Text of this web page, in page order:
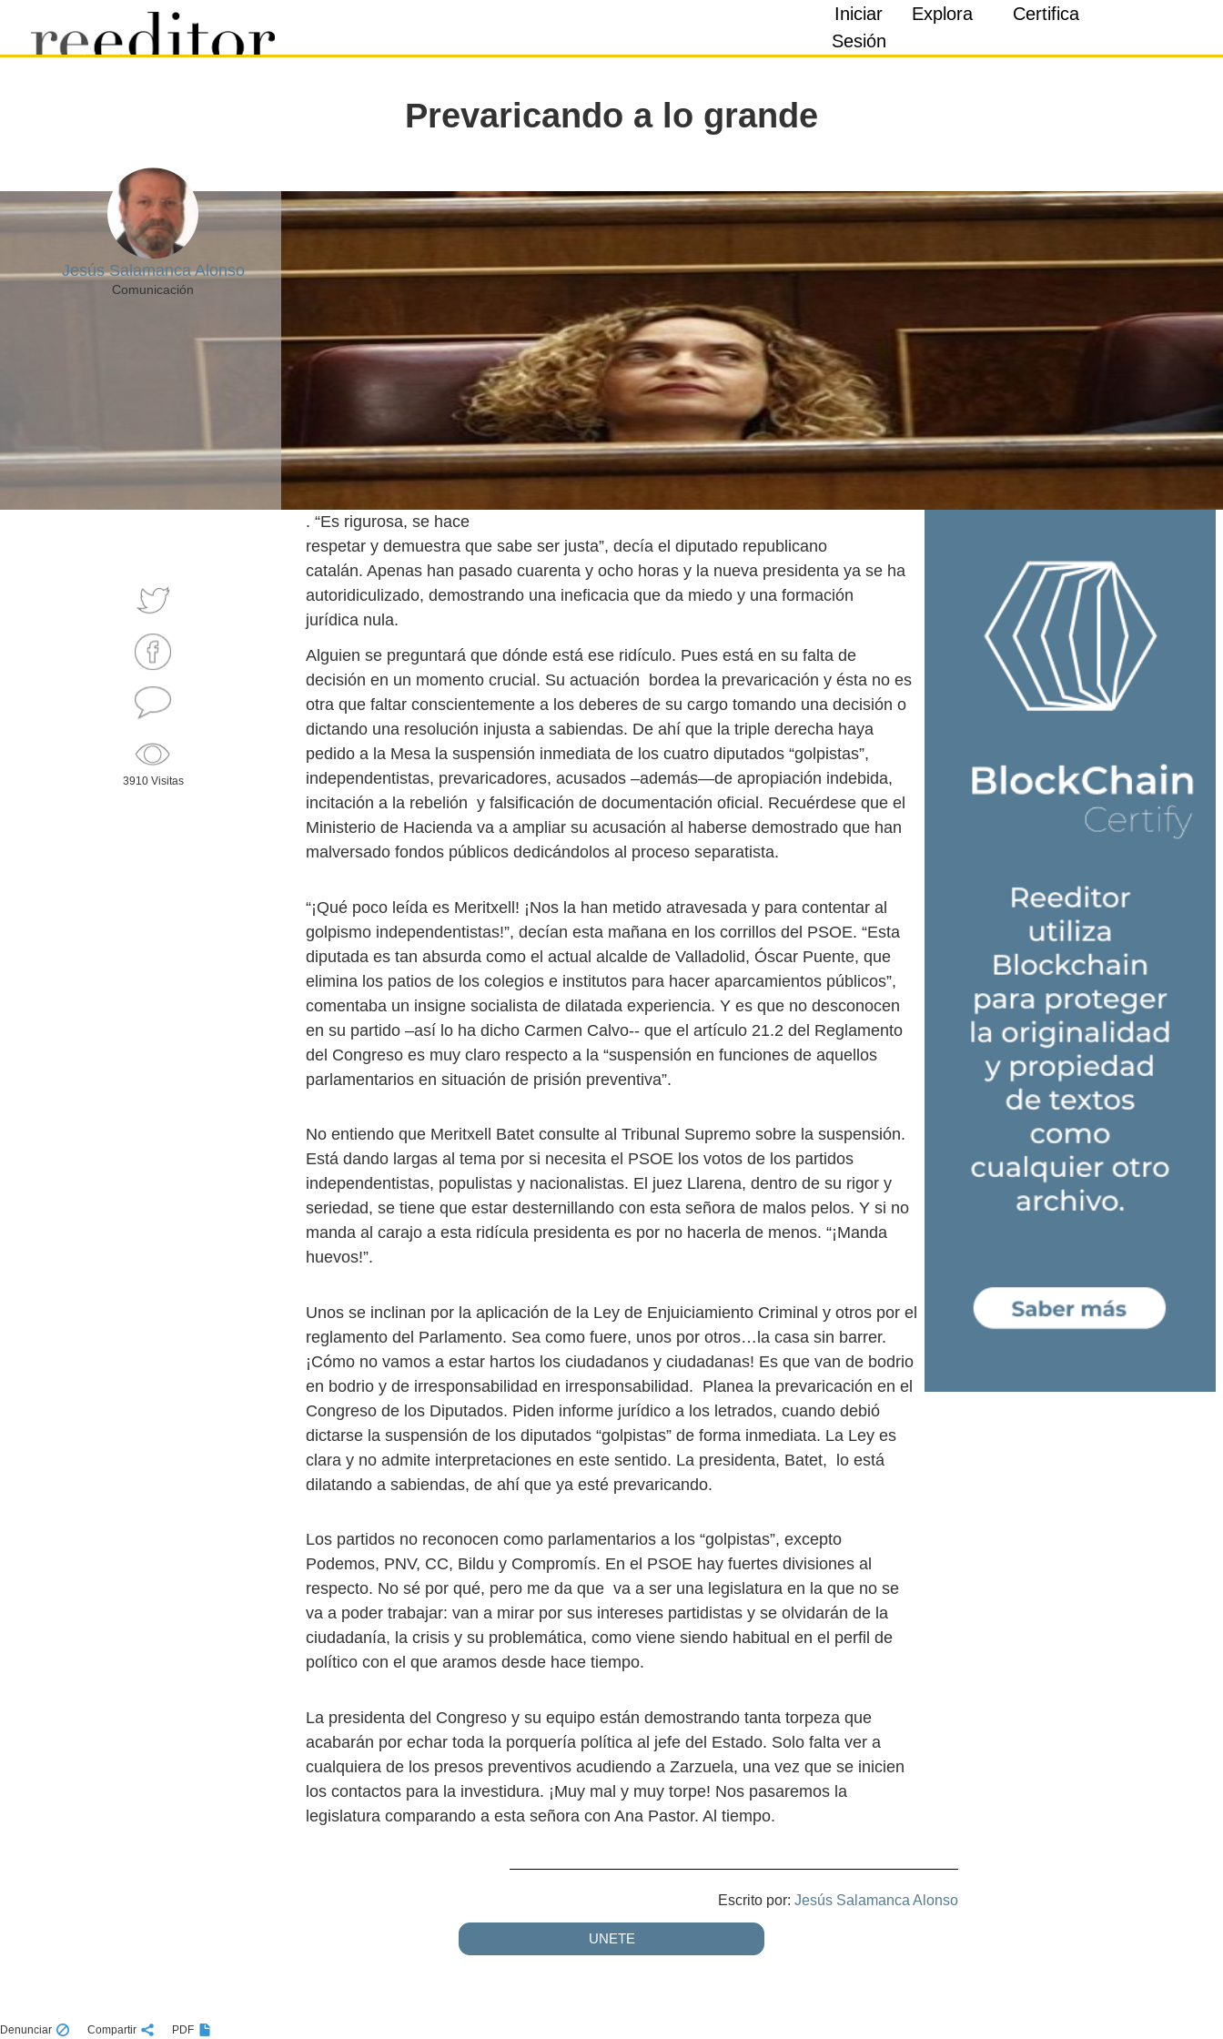
Iniciar
Sesión
Explora Certifica
Jesús Salamanca Alonso
Comunicación
Prevaricando a lo grande
3910 Visitas
. “Es rigurosa, se hace
respetar y demuestra que sabe ser justa”, decía el diputado republicano
catalán. Apenas han pasado cuarenta y ocho horas y la nueva presidenta ya se ha
autoridiculizado, demostrando una ineficacia que da miedo y una formación
jurídica nula.
Alguien se preguntará que dónde está ese ridículo. Pues está en su falta de
decisión en un momento crucial. Su actuación bordea la prevaricación y ésta no es
otra que faltar conscientemente a los deberes de su cargo tomando una decisión o
dictando una resolución injusta a sabiendas. De ahí que la triple derecha haya
pedido a la Mesa la suspensión inmediata de los cuatro diputados “golpistas”,
independentistas, prevaricadores, acusados –además—de apropiación indebida,
incitación a la rebelión y falsificación de documentación oficial. Recuérdese que el
Ministerio de Hacienda va a ampliar su acusación al haberse demostrado que han
malversado fondos públicos dedicándolos al proceso separatista.
“¡Qué poco leída es Meritxell! ¡Nos la han metido atravesada y para contentar al
golpismo independentistas!”, decían esta mañana en los corrillos del PSOE. “Esta
diputada es tan absurda como el actual alcalde de Valladolid, Óscar Puente, que
elimina los patios de los colegios e institutos para hacer aparcamientos públicos”,
comentaba un insigne socialista de dilatada experiencia. Y es que no desconocen
en su partido –así lo ha dicho Carmen Calvo-- que el artículo 21.2 del Reglamento
del Congreso es muy claro respecto a la “suspensión en funciones de aquellos
parlamentarios en situación de prisión preventiva”.
No entiendo que Meritxell Batet consulte al Tribunal Supremo sobre la suspensión.
Está dando largas al tema por si necesita el PSOE los votos de los partidos
independentistas, populistas y nacionalistas. El juez Llarena, dentro de su rigor y
seriedad, se tiene que estar desternillando con esta señora de malos pelos. Y si no
manda al carajo a esta ridícula presidenta es por no hacerla de menos. “¡Manda
huevos!”.
Unos se inclinan por la aplicación de la Ley de Enjuiciamiento Criminal y otros por el
reglamento del Parlamento. Sea como fuere, unos por otros…la casa sin barrer.
¡Cómo no vamos a estar hartos los ciudadanos y ciudadanas! Es que van de bodrio
en bodrio y de irresponsabilidad en irresponsabilidad. Planea la prevaricación en el
Congreso de los Diputados. Piden informe jurídico a los letrados, cuando debió
dictarse la suspensión de los diputados “golpistas” de forma inmediata. La Ley es
clara y no admite interpretaciones en este sentido. La presidenta, Batet, lo está
dilatando a sabiendas, de ahí que ya esté prevaricando.
Los partidos no reconocen como parlamentarios a los “golpistas”, excepto
Podemos, PNV, CC, Bildu y Compromís. En el PSOE hay fuertes divisiones al
respecto. No sé por qué, pero me da que va a ser una legislatura en la que no se
va a poder trabajar: van a mirar por sus intereses partidistas y se olvidarán de la
ciudadanía, la crisis y su problemática, como viene siendo habitual en el perfil de
político con el que aramos desde hace tiempo.
La presidenta del Congreso y su equipo están demostrando tanta torpeza que
acabarán por echar toda la porquería política al jefe del Estado. Solo falta ver a
cualquiera de los presos preventivos acudiendo a Zarzuela, una vez que se inicien
los contactos para la investidura. ¡Muy mal y muy torpe! Nos pasaremos la
legislatura comparando a esta señora con Ana Pastor. Al tiempo.
Escrito por: Jesús Salamanca Alonso
UNETE
Denunciar Compartir PDF